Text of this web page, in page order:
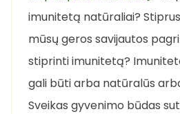
imunitetą natūraliai?
mūsų geros savijautos
stiprinti imunitetą?
gali būti arba natūralūs
Sveikas gyvenimo būdas